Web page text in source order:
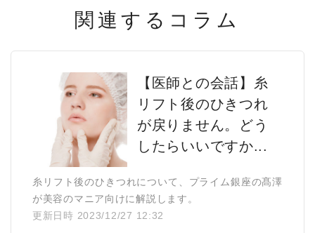
関連するコラム
【医師との会話】糸
リフト後のひきつれ
が戻りません。どう
したらいいですか...
糸リフト後のひきつれについて、プライム銀座の髙澤
が美容のマニア向けに解説します。
更新日時 2023/12/27 12:32